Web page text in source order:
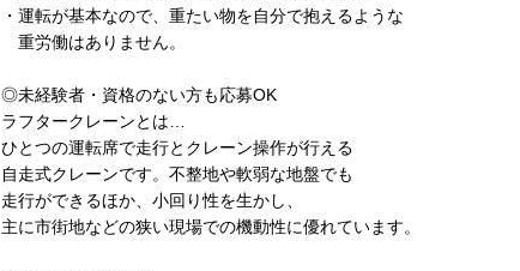
・運転が基本なので、重たい物を自分で抱えるような
重労働はありません。
◎未経験者・資格のない方も応募OK
ラフタークレーンとは…
ひとつの運転席で走行とクレーン操作が行える
自走式クレーンです。不整地や軟弱な地盤でも
走行ができるほか、小回り性を生かし、
主に市街地などの狭い現場での機動性に優れています。